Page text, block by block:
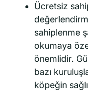
Ücretsiz
sahiplenme
okumaya
önemlidir.
bazı
köpeğin